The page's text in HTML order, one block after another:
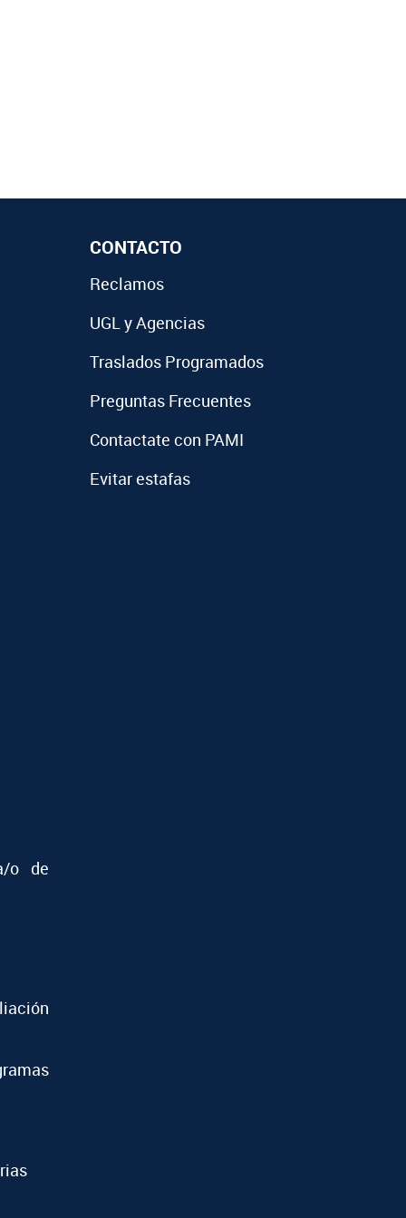
o de
CONTACTO
Reclamos
UGL y Agencias
Traslados Programados
Preguntas Frecuentes
Contactate con PAMI
Evitar estafas